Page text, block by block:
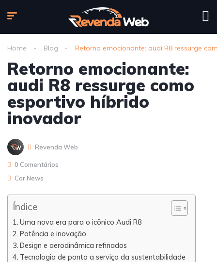
Home Blog Retorno emocionante: audi R8 ressurge
Retorno emocionante:
audi R8 ressurge como
esportivo híbrido
inovador
Revenda Web
0 Comentários
Car News
Índice
Uma nova era para o icônico Audi R8
Potência e inovação
Design e aerodinâmica refinados
Tecnologia de ponta a serviço da sustentabilidade